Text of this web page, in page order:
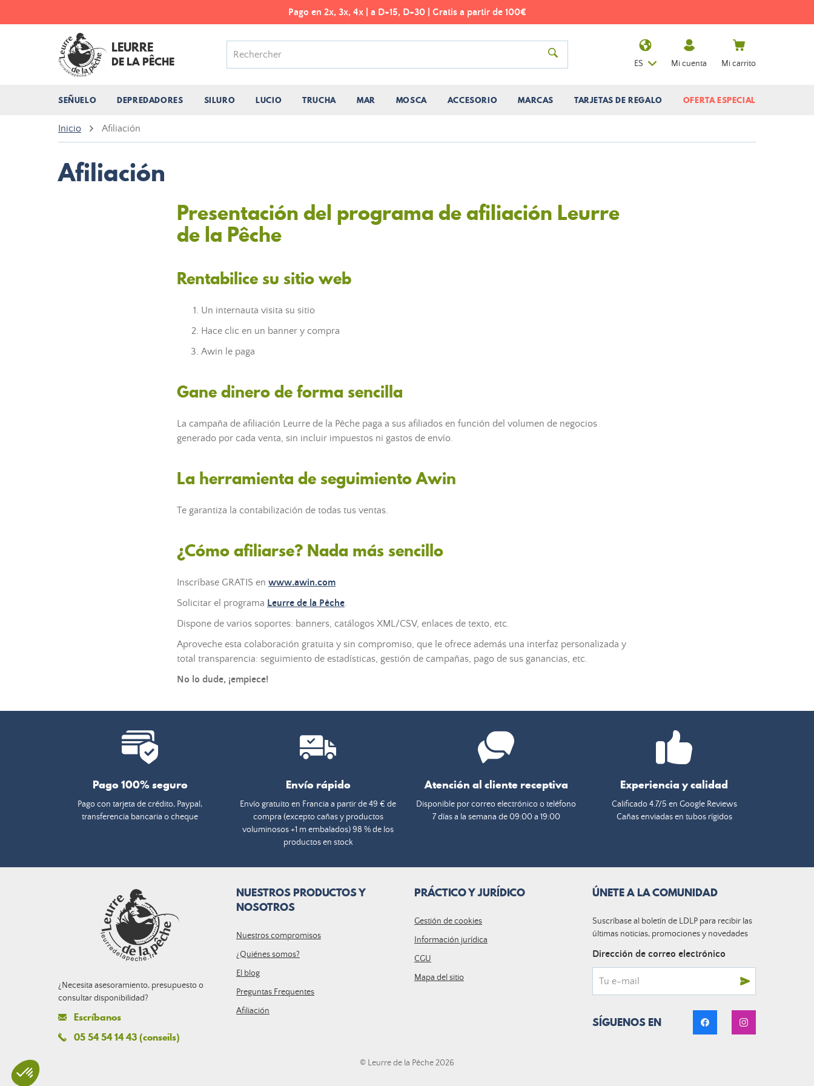
Pago en 2x, 3x, 4x | a D+15, D+30 | Gratis a partir de 100€
LEURRE
DE LA PÊCHE
SEÑUELO DEPREDADORES SILURO LUCIO TRUCHA MAR MOSCA ACCESORIO MARCAS TARJETAS DE REGALO OFERTA ESPECIAL
ES Mi cuenta Mi carrito
Inicio Afiliación
Afiliación
Presentación del programa de afiliación Leurre
de la Pêche
Rentabilice su sitio web
Un internauta visita su sitio
Hace clic en un banner y compra
Awin le paga
Gane dinero de forma sencilla
La campaña de afiliación Leurre de la Pêche paga a sus afiliados en función del volumen de negocios
generado por cada venta, sin incluir impuestos ni gastos de envío.
La herramienta de seguimiento Awin
Te garantiza la contabilización de todas tus ventas.
¿Cómo afiliarse? Nada más sencillo
Inscríbase GRATIS en www.awin.com
Solicitar el programa Leurre de la Pêche.
Dispone de varios soportes: banners, catálogos XML/CSV, enlaces de texto, etc.
Aproveche esta colaboración gratuita y sin compromiso, que le ofrece además una interfaz personalizada y
total transparencia: seguimiento de estadísticas, gestión de campañas, pago de sus ganancias, etc.
No lo dude, ¡empiece!
Pago 100% seguro
Pago con tarjeta de crédito, Paypal,
transferencia bancaria o cheque
Envío rápido
Envío gratuito en Francia a partir de 49 € de
compra (excepto cañas y productos
voluminosos +1 m embalados) 98 % de los
productos en stock
Atención al cliente receptiva
Disponible por correo electrónico o teléfono
7 días a la semana de 09:00 a 19:00
Experiencia y calidad
Calificado 4.7/5 en Google Reviews
Cañas enviadas en tubos rígidos
¿Necesita asesoramiento, presupuesto o
consultar disponibilidad?
Escríbanos
05 54 54 14 43 (conseils)
NUESTROS PRODUCTOS Y
NOSOTROS
Nuestros compromisos
¿Quiénes somos?
El blog
Preguntas Frequentes
Afiliación
PRÁCTICO Y JURÍDICO
Gestión de cookies
Información jurídica
CGU
Mapa del sitio
ÚNETE A LA COMUNIDAD
Suscríbase al boletín de LDLP para recibir las
últimas noticias, promociones y novedades
Dirección de correo electrónico
SÍGUENOS EN
© Leurre de la Pêche 2026